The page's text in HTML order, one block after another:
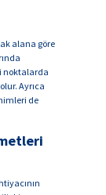
alana göre
noktalarda
Ayrıca
de